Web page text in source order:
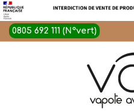
0805 692 111 (N°vert)